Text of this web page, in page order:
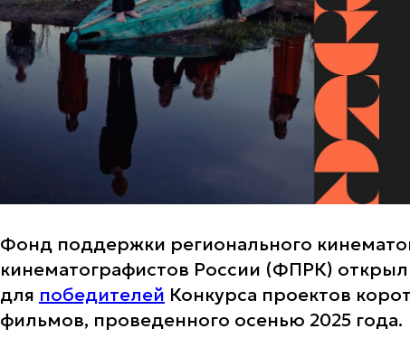
Фонд поддержки регионального
кинематографистов России (ФПРК)
для победителей Конкурса проектов
фильмов, проведенного осенью 2025 года.